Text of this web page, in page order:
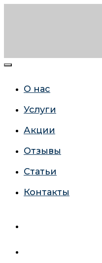
О нас
Услуги
Акции
Отзывы
Статьи
Контакты